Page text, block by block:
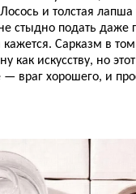
и толстая
стыдно подать даже
Сарказм в
как искусству, но
— враг хорошего, и